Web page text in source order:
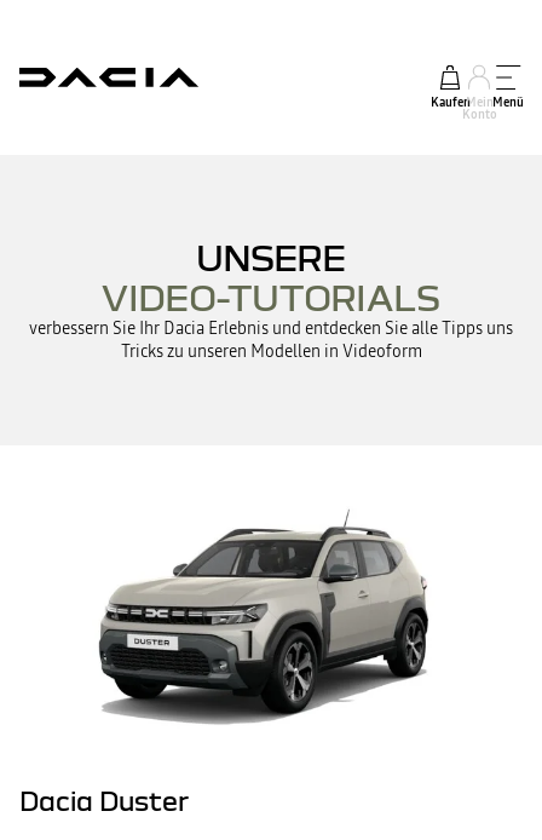
KaufenMein
Konto
Menü
UNSERE
VIDEO-TUTORIALS
verbessern Sie Ihr Dacia Erlebnis und entdecken Sie alle Tipps uns
Tricks zu unseren Modellen in Videoform
Dacia Duster